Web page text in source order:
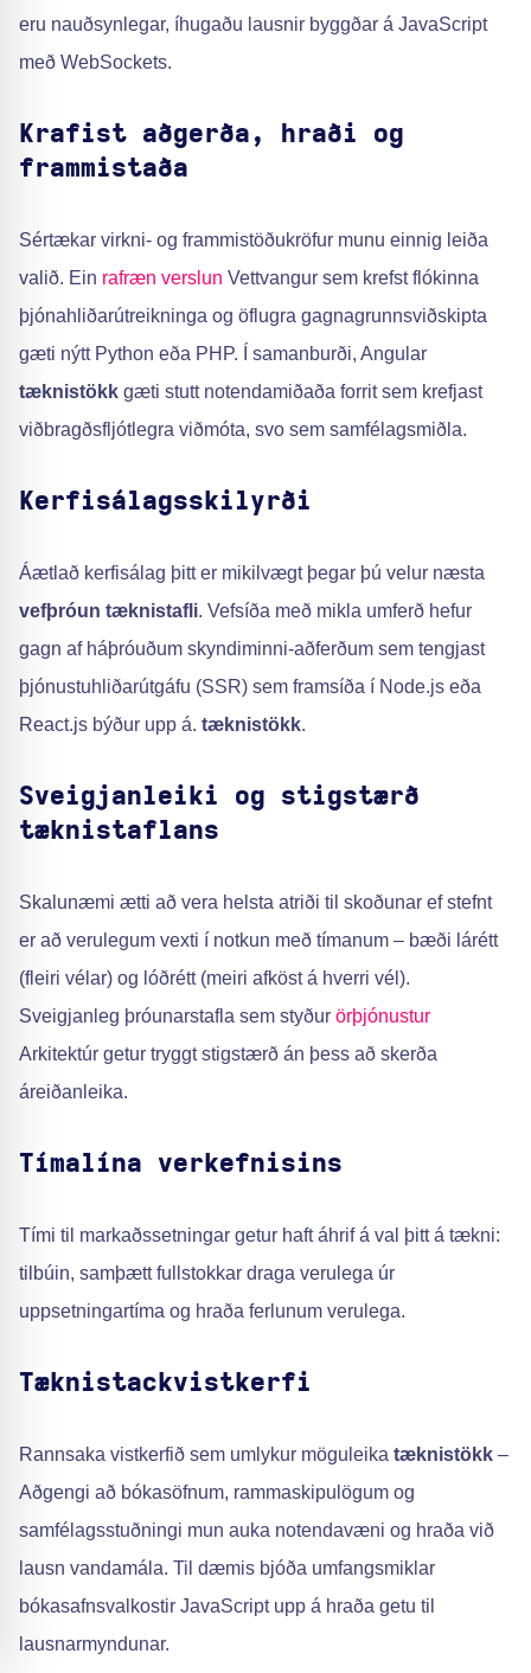
eru nauðsynlegar, íhugaðu lausnir byggðar á JavaScript
með WebSockets.
Krafist aðgerða, hraði og
frammistaða
Sértækar virkni- og frammistöðukröfur munu einnig leiða
valið. Ein rafræn verslun Vettvangur sem krefst flókinna
þjónahliðarútreikninga og öflugra gagnagrunnsviðskipta
gæti nýtt Python eða PHP. Í samanburði, Angular
tæknistökk gæti stutt notendamiðaða forrit sem krefjast
viðbragðsfljótlegra viðmóta, svo sem samfélagsmiðla.
Kerfisálagsskilyrði
Áætlað kerfisálag þitt er mikilvægt þegar þú velur næsta
vefþróun tæknistafli. Vefsíða með mikla umferð hefur
gagn af háþróuðum skyndiminni-aðferðum sem tengjast
þjónustuhliðarútgáfu (SSR) sem framsíða í Node.js eða
React.js býður upp á. tæknistökk.
Sveigjanleiki og stigstærð
tæknistaflans
Skalunæmi ætti að vera helsta atriði til skoðunar ef stefnt
er að verulegum vexti í notkun með tímanum – bæði lárétt
(fleiri vélar) og lóðrétt (meiri afköst á hverri vél).
Sveigjanleg þróunarstafla sem styður örþjónustur
Arkitektúr getur tryggt stigstærð án þess að skerða
áreiðanleika.
Tímalína verkefnisins
Tími til markaðssetningar getur haft áhrif á val þitt á tækni:
tilbúin, samþætt fullstokkar draga verulega úr
uppsetningartíma og hraða ferlunum verulega.
Tæknistackvistkerfi
Rannsaka vistkerfið sem umlykur möguleika tæknistökk –
Aðgengi að bókasöfnum, rammaskipulögum og
samfélagsstuðningi mun auka notendavæni og hraða við
lausn vandamála. Til dæmis bjóða umfangsmiklar
bókasafnsvalkostir JavaScript upp á hraða getu til
lausnarmyndunar.